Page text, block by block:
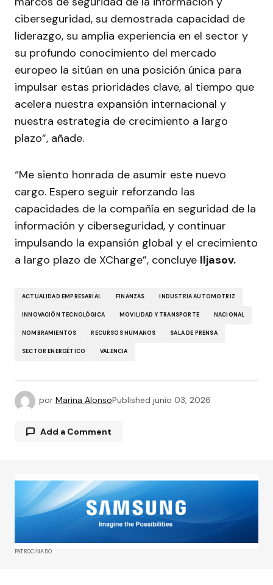
ciberseguridad, su demostrada capacidad de
liderazgo, su amplia experiencia en el sector y
su profundo conocimiento del mercado
europeo la sitúan en una posición única para
impulsar estas prioridades clave, al tiempo que
acelera nuestra expansión internacional y
nuestra estrategia de crecimiento a largo
plazo”, añade.
“Me siento honrada de asumir este nuevo
cargo. Espero seguir reforzando las
capacidades de la compañía en seguridad de la
información y ciberseguridad, y continuar
impulsando la expansión global y el crecimiento
a largo plazo de XCharge”, concluye Iljasov.
ACTUALIDAD EMPRESARIAL FINANZAS INDUSTRIA AUTOMOTRIZ
INNOVACIÓN TECNOLÓGICA MOVILIDAD Y TRANSPORTE NACIONAL
NOMBRAMIENTOS RECURSOS HUMANOS SALA DE PRENSA
SECTOR ENERGÉTICO VALENCIA
por Marina AlonsoPublished junio 03, 2026
Add a Comment
Tu dirección de correo electrónico no será
publicada.Los campos obligatorios están
marcados con*
Comment*
PATROCINADO